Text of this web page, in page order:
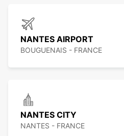
NANTES AIRPORT
BOUGUENAIS - FRANCE
NANTES CITY
NANTES - FRANCE